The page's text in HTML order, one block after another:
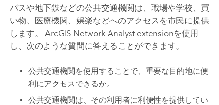
バスや地下鉄などの公共交通機関は、職場や学校、買
い物、医療機関、娯楽などへのアクセスを市民に提供
します。 ArcGIS Network Analyst extensionを使用
し、次のような質問に答えることができます。
公共交通機関を使用することで、重要な目的地に便
利にアクセスできるか。
公共交通機関は、その利用者に利便性を提供してい